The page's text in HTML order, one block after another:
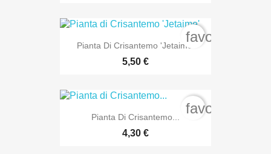
Pianta Di Crisantemo 'Jetaime'
5,50 €
Pianta Di Crisantemo...
4,30 €